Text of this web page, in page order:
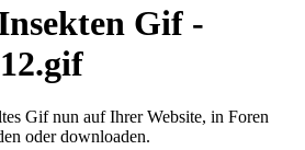
Gif -
Gif nun auf Ihrer Website, in Foren
oder downloaden.